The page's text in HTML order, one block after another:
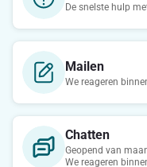
De snelste hulp
Mailen
We reageren
Chatten
Geopend van
We reageren